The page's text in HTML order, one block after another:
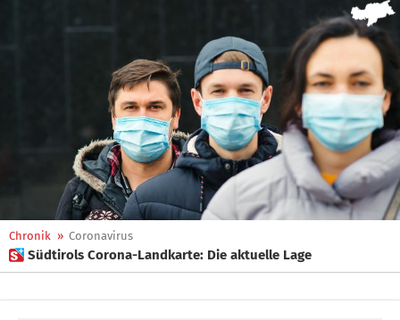
Chronik » Coronavirus
 Südtirols Corona-Landkarte: Die aktuelle Lage